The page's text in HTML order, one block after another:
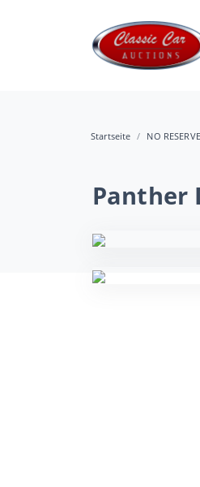
Startseite NO
Panther